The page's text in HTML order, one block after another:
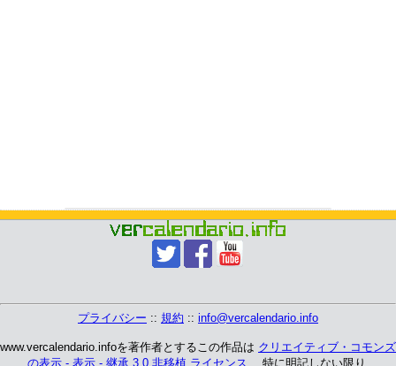
プライバシー :: 規約 :: info@vercalendario.info
www.vercalendario.infoを著作者とするこの作品は クリエイティブ・コモンズ
の表示 - 表示 - 継承 3.0 非移植 ライセンス 、 特に明記しない限り.